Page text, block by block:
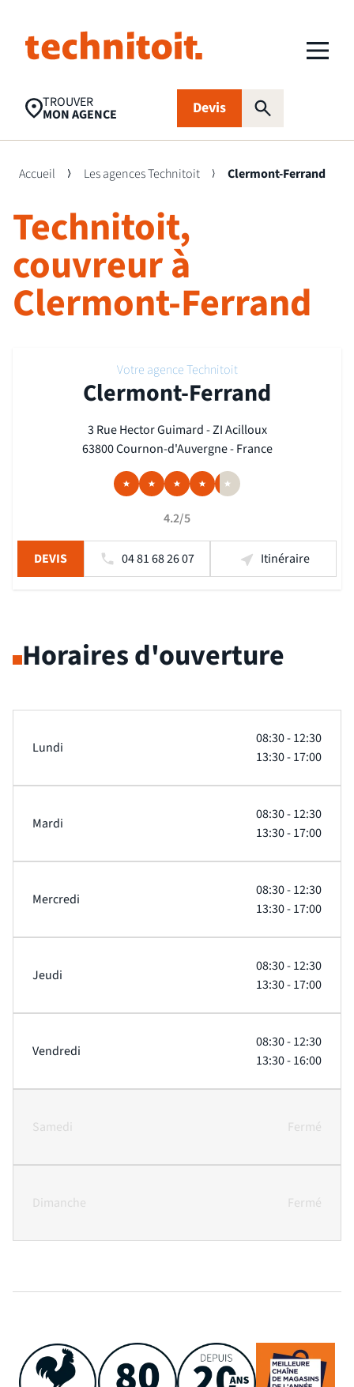
TROUVER
MON AGENCE Devis
Recherches populaires
Aides financières
Isolation
Traitement
d’humidité
FAQ
Accueil Les agences Technitoit Clermont-Ferrand
Technitoit,
couvreur à
Clermont-Ferrand
Votre agence Technitoit
Clermont-Ferrand
3 Rue Hector Guimard - ZI Acilloux
63800 Cournon-d'Auvergne - France
4.2/5
DEVIS 04 81 68 26 07 Itinéraire
Horaires d'ouverture
Lundi
08:30 - 12:30
13:30 - 17:00
Mardi
08:30 - 12:30
13:30 - 17:00
Mercredi
08:30 - 12:30
13:30 - 17:00
Jeudi
08:30 - 12:30
13:30 - 17:00
Vendredi
08:30 - 12:30
13:30 - 16:00
Samedi Fermé
Dimanche Fermé